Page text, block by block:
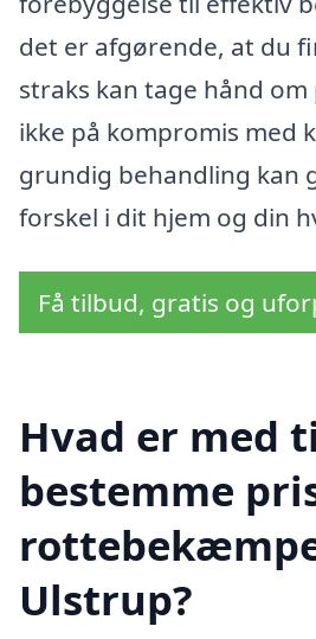
det er afgørende, at du
straks kan tage hånd
ikke på kompromis med
grundig behandling kan
forskel i dit hjem og din
Få tilbud, gratis og
Hvad er med
bestemme
Ulstrup?